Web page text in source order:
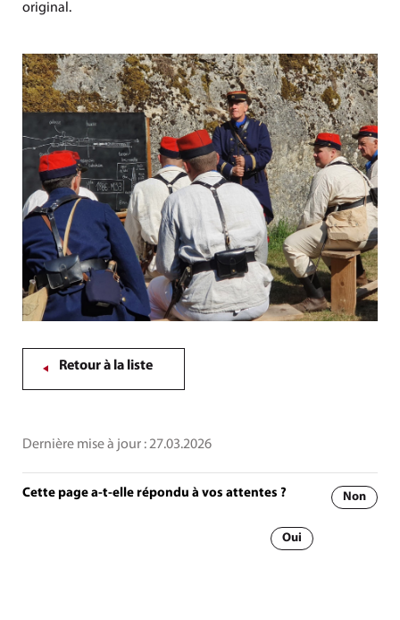
original.
Retour à la liste
Dernière mise à jour :27.03.2026
Cette page a-t-elle répondu à vos attentes ? Non
Oui